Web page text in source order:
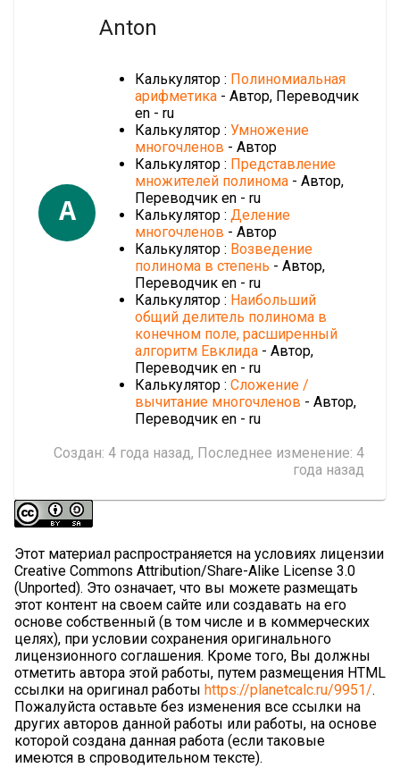
A
Anton
Калькулятор : Полиномиальная
арифметика - Автор, Переводчик
en - ru
Калькулятор : Умножение
многочленов - Автор
Калькулятор : Представление
множителей полинома - Автор,
Переводчик en - ru
Калькулятор : Деление
многочленов - Автор
Калькулятор : Возведение
полинома в степень - Автор,
Переводчик en - ru
Калькулятор : Наибольший
общий делитель полинома в
конечном поле, расширенный
алгоритм Евклида - Автор,
Переводчик en - ru
Калькулятор : Сложение /
вычитание многочленов - Автор,
Переводчик en - ru
Создан: 4 года назад, Последнее изменение: 4
года назад
Этот материал распространяется на условиях лицензии
Creative Commons Attribution/Share-Alike License 3.0
(Unported). Это означает, что вы можете размещать
этот контент на своем сайте или создавать на его
основе собственный (в том числе и в коммерческих
целях), при условии сохранения оригинального
лицензионного соглашения. Кроме того, Вы должны
отметить автора этой работы, путем размещения HTML
ссылки на оригинал работы https://planetcalc.ru/9951/.
Пожалуйста оставьте без изменения все ссылки на
других авторов данной работы или работы, на основе
которой создана данная работа (если таковые
имеются в спроводительном тексте).